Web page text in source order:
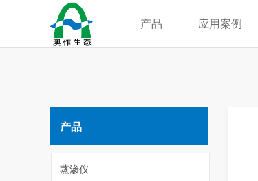
产品 应用案例
产品
蒸渗仪